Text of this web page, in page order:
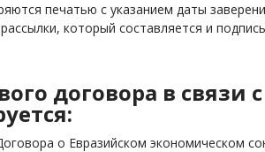
печатью с указанием даты
который составляется и
договора в связи с
о Евразийском экономическом